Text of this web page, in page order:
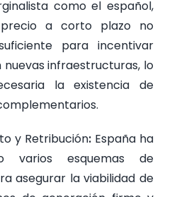
como el español,
a corto plazo no
para incentivar
nuevas infraestructuras, lo
la existencia de
y Retribución: España ha
varios esquemas de
asegurar la viabilidad de